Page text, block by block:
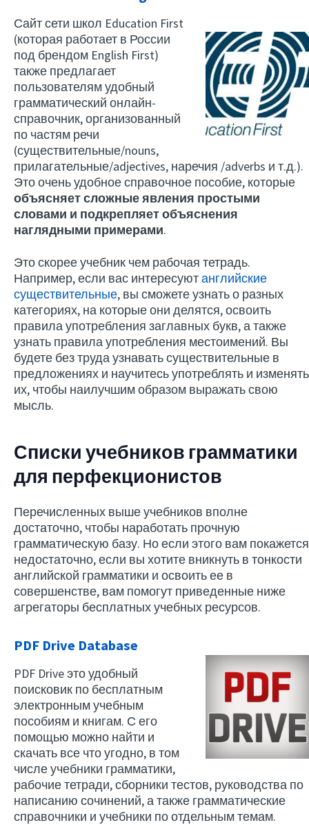
Сайт сети школ Education First
(которая работает в России
под брендом English First)
также предлагает
пользователям удобный
грамматический онлайн-
справочник, организованный
по частям речи
(существительные/nouns,
прилагательные/adjectives, наречия /adverbs и т.д.).
Это очень удобное справочное пособие, которые
объясняет сложные явления простыми
словами и подкрепляет объяснения
наглядными примерами.
Это скорее учебник чем рабочая тетрадь.
Например, если вас интересуютанглийские
существительные, вы сможете узнать о разных
категориях, на которые они делятся, освоить
правила употребления заглавных букв, а также
узнать правила употребления местоимений. Вы
будете без труда узнавать существительные в
предложениях и научитесь употреблять и изменять
их, чтобы наилучшим образом выражать свою
мысль.
Списки учебников грамматики
для перфекционистов
Перечисленных выше учебников вполне
достаточно, чтобы наработать прочную
грамматическую базу. Но если этого вам покажется
недостаточно, если вы хотите вникнуть в тонкости
английской грамматики и освоить ее в
совершенстве, вам помогут приведенные ниже
агрегаторы бесплатных учебных ресурсов.
PDF Drive Database
PDF Drive это удобный
поисковик по бесплатным
электронным учебным
пособиям и книгам. С его
помощью можно найти и
скачать все что угодно, в том
числе учебники грамматики,
рабочие тетради, сборники тестов, руководства по
написанию сочинений, а также грамматические
справочники и учебники по отдельным темам.